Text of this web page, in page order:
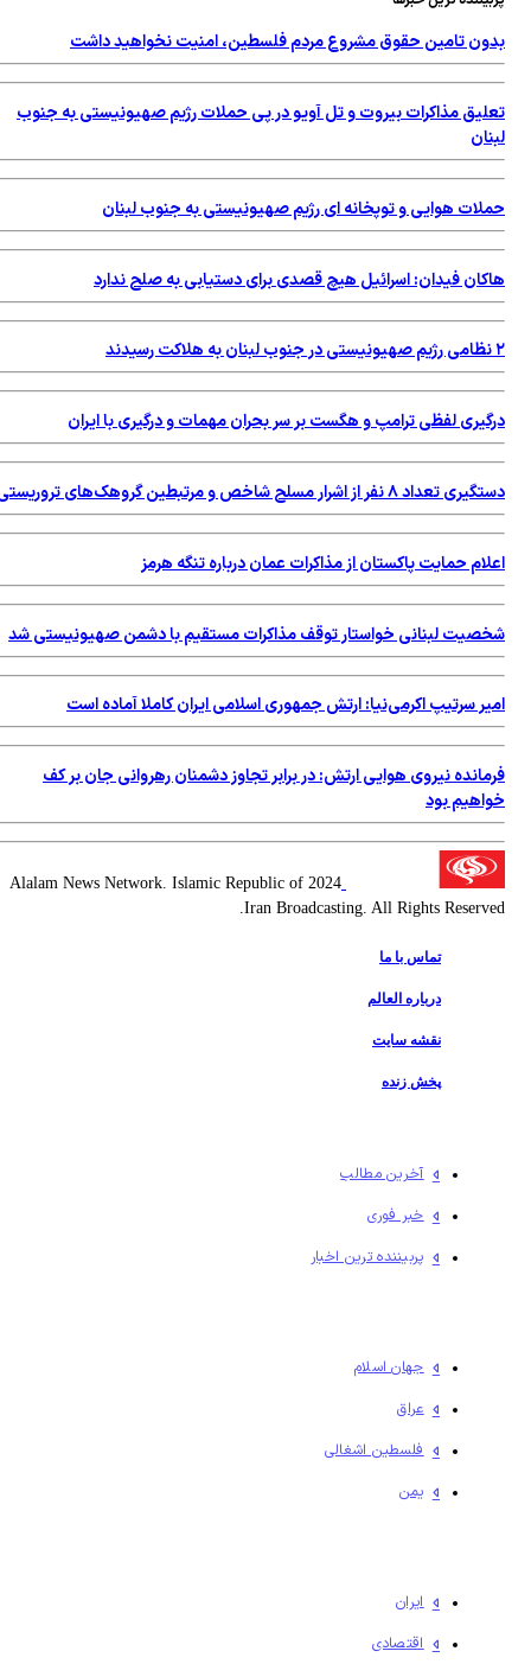
تامین حقوق مشروع مردم فلسطین، امنیت نخواهید داشت
مذاکرات بیروت و تل آویو در پی حملات رژیم صهیونیستی به جنوب
هوایی و توپخانه ای رژیم صهیونیستی به جنوب لبنان
فیدان: اسرائیل هیچ قصدی برای دستیابی به صلح ندارد
لفظی ترامپ و هگست بر سر بحران مهمات و درگیری با ایران
۸ نفر از اشرار مسلح شاخص و مرتبطین گروهک‌های تروریستی
حمایت پاکستان از مذاکرات عمان درباره تنگه هرمز
لبنانی خواستار توقف مذاکرات مستقیم با دشمن صهیونیستی شد
سرتیپ اكرمی‌نیا: ارتش جمهوری اسلامی ایران کاملا آماده است
نیروی هوایی ارتش: در برابر تجاوز دشمنان رهروانی جان بر کف
بود
2024 Alalam News Network. Islamic Republic of
Iran Broadcasting. All Rights
تماس با ما
درباره العالم
نقشه سایت
پخش زنده
آخرین مطالب
خبر فوری
پربیننده ترین اخبار
جهان اسلام
عراق
فلسطين اشغالی
یمن
ایران
اقتصادی